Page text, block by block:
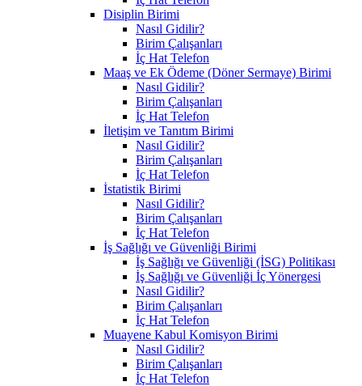
Disiplin Birimi
Nasıl Gidilir?
Birim Çalışanları
İç Hat Telefon
Maaş ve Ek Ödeme (Döner Sermaye) Birimi
Nasıl Gidilir?
Birim Çalışanları
İç Hat Telefon
İletişim ve Tanıtım Birimi
Nasıl Gidilir?
Birim Çalışanları
İç Hat Telefon
İstatistik Birimi
Nasıl Gidilir?
Birim Çalışanları
İç Hat Telefon
İş Sağlığı ve Güvenliği Birimi
İş Sağlığı ve Güvenliği (İSG) Politikası
İş Sağlığı ve Güvenliği İç Yönergesi
Nasıl Gidilir?
Birim Çalışanları
İç Hat Telefon
Muayene Kabul Komisyon Birimi
Nasıl Gidilir?
Birim Çalışanları
İç Hat Telefon